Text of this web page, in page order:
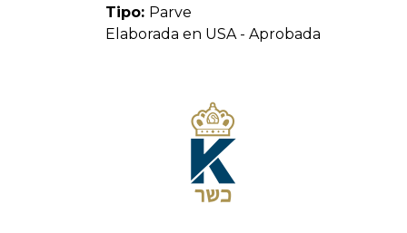
Tipo: Parve
Elaborada en USA - Aprobada